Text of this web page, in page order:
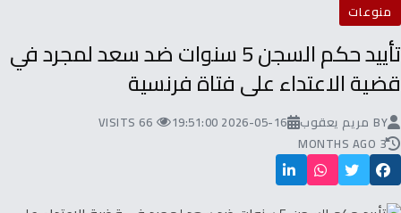
منوعات
‬قضية‭ ‬الاعتداء‭ ‬على‭ ‬فتاة‭ ‬فرنسية
BY مريم يعقوب 2026-05-16 19:51:00
66 VISITS
3 MONTHS AGO